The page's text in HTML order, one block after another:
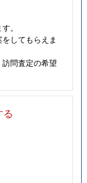
。
してもらえま
問査定の希望
る